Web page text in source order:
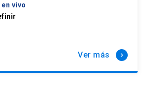
vivo
Ver más keyboard_arrow_right